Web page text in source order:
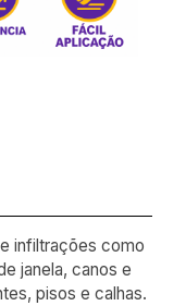
infiltrações como
janela, canos e
pisos e calhas.